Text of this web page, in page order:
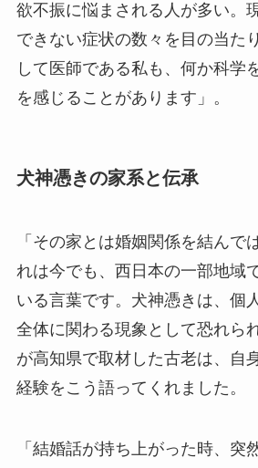
欲不振に悩まされる人が多い。
できない症状の数々を目の当た
して医師である私も、何か科学
を感じることがあります」。
犬神憑きの家系と伝承
「その家とは婚姻関係を結んで
れは今でも、西日本の一部地域
いる言葉です。犬神憑きは、個
全体に関わる現象として恐れら
が高知県で取材した古老は、自
経験をこう語ってくれました。
「結婚話が持ち上がった時、突